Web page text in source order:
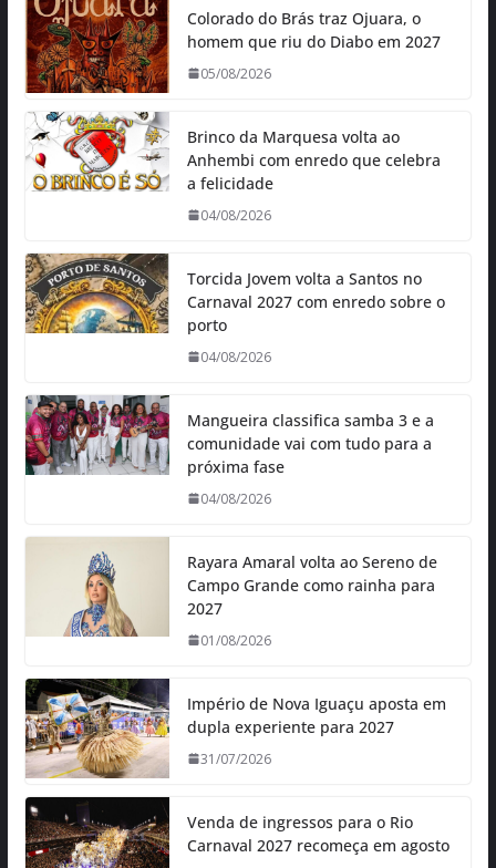
Colorado do Brás traz Ojuara, o
homem que riu do Diabo em 2027
05/08/2026
Brinco da Marquesa volta ao
Anhembi com enredo que celebra
a felicidade
04/08/2026
Torcida Jovem volta a Santos no
Carnaval 2027 com enredo sobre o
porto
04/08/2026
Mangueira classifica samba 3 e a
comunidade vai com tudo para a
próxima fase
04/08/2026
Rayara Amaral volta ao Sereno de
Campo Grande como rainha para
2027
01/08/2026
Império de Nova Iguaçu aposta em
dupla experiente para 2027
31/07/2026
Venda de ingressos para o Rio
Carnaval 2027 recomeça em agosto